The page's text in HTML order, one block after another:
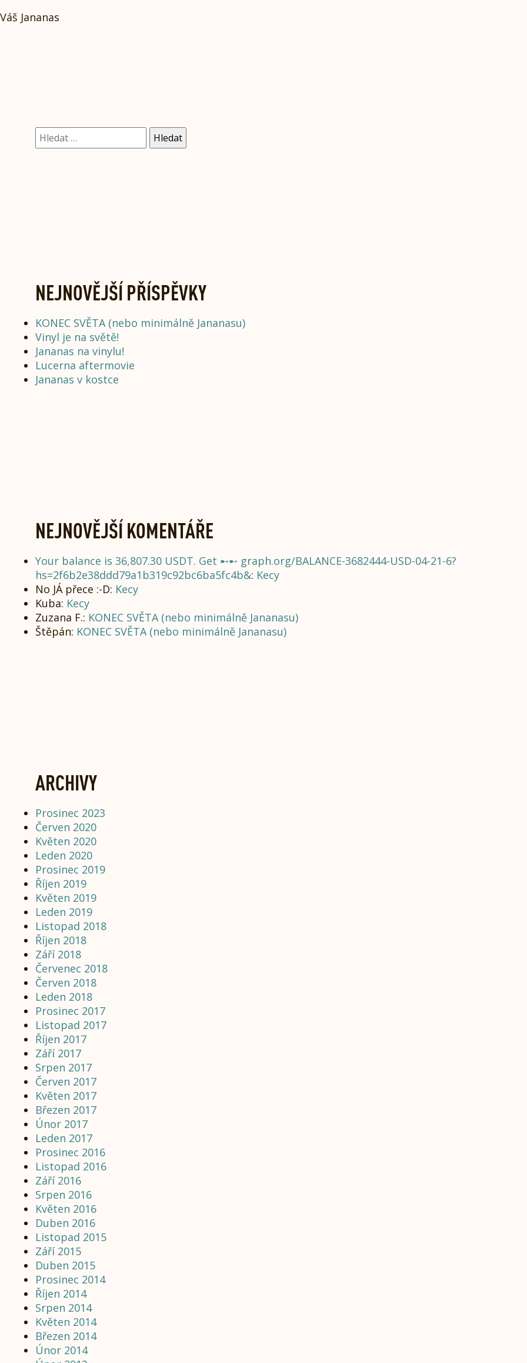
Váš Jananas
Vyhledávání
NEJNOVĚJŠÍ PŘÍSPĚVKY
KONEC SVĚTA (nebo minimálně Jananasu)
Vinyl je na světě!
Jananas na vinylu!
Lucerna aftermovie
Jananas v kostce
NEJNOVĚJŠÍ KOMENTÁŘE
Your balance is 36,807.30 USDT. Get ➸➸ graph.org/BALANCE-3682444-USD-04-21-6?
hs=2f6b2e38ddd79a1b319c92bc6ba5fc4b&: Kecy
No JÁ přece :-D: Kecy
Kuba: Kecy
Zuzana F.: KONEC SVĚTA (nebo minimálně Jananasu)
Štěpán: KONEC SVĚTA (nebo minimálně Jananasu)
ARCHIVY
Prosinec 2023
Červen 2020
Květen 2020
Leden 2020
Prosinec 2019
Říjen 2019
Květen 2019
Leden 2019
Listopad 2018
Říjen 2018
Září 2018
Červenec 2018
Červen 2018
Leden 2018
Prosinec 2017
Listopad 2017
Říjen 2017
Září 2017
Srpen 2017
Červen 2017
Květen 2017
Březen 2017
Únor 2017
Leden 2017
Prosinec 2016
Listopad 2016
Září 2016
Srpen 2016
Květen 2016
Duben 2016
Listopad 2015
Září 2015
Duben 2015
Prosinec 2014
Říjen 2014
Srpen 2014
Květen 2014
Březen 2014
Únor 2014